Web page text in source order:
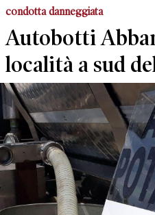
condotta danneggiata
Autobotti
località a sud